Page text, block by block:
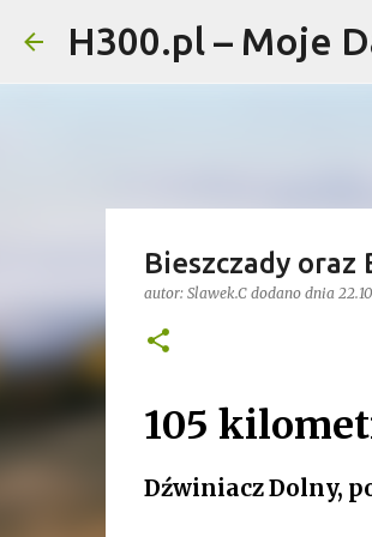
H300.pl – Moje
Bieszczady oraz
autor: Slawek.C dodano dnia
105
Dźwiniacz Dolny,